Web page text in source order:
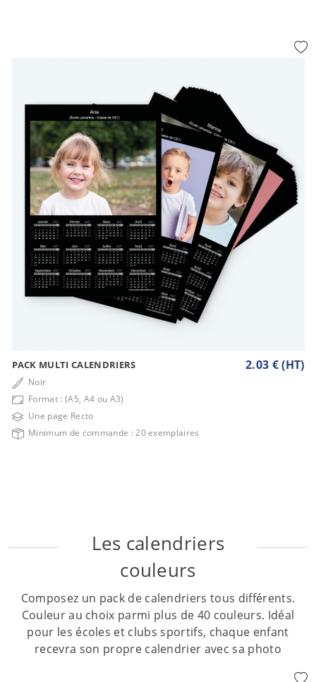
PACK MULTI CALENDRIERS
Noir
Format : (A5, A4 ou A3)
Une page Recto
Minimum de commande : 20 exemplaires
2.03 € (HT)
Les calendriers
couleurs
Composez un pack de calendriers tous différents.
Couleur au choix parmi plus de 40 couleurs. Idéal
pour les écoles et clubs sportifs, chaque enfant
recevra son propre calendrier avec sa photo